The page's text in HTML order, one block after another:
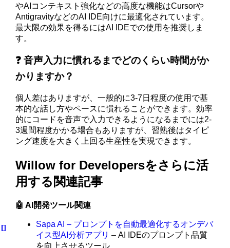
やAIコンテキスト強化などの高度な機能はCursorや
AntigravityなどのAI IDE向けに最適化されています。
最大限の効果を得るにはAI IDEでの使用を推奨しま
す。
❓ 音声入力に慣れるまでどのくらい時間がか
かりますか？
個人差はありますが、一般的に3-7日程度の使用で基
本的な話し方やペースに慣れることができます。効率
的にコードを音声で入力できるようになるまでには2-
3週間程度かかる場合もありますが、習熟後はタイピ
ング速度を大きく上回る生産性を実現できます。
Willow for Developersをさらに活
用する関連記事
🤖 AI開発ツール関連
Sapa AI – プロンプトを自動最適化するオンデバ
イス型AI分析アプリ – AI IDEのプロンプト品質
を向上させるツール